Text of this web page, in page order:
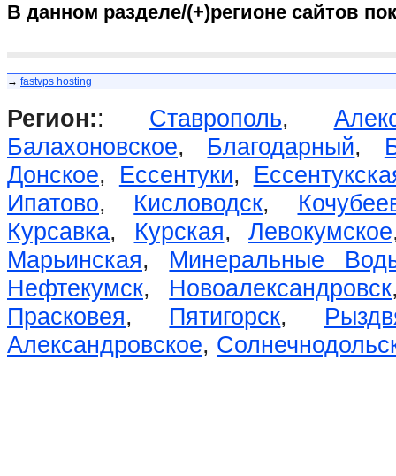
В данном разделе/(+)регионе сайтов
→ fastvps hosting
Регион:: Ставрополь,
Балахоновское, Благодарный,
Донское, Ессентуки,
Ипатово, Кисловодск,
Курсавка, Курская, Левокумское
Марьинская, Минеральные
Нефтекумск, Новоалександровск
Прасковея, Пятигорск,
Александровское,